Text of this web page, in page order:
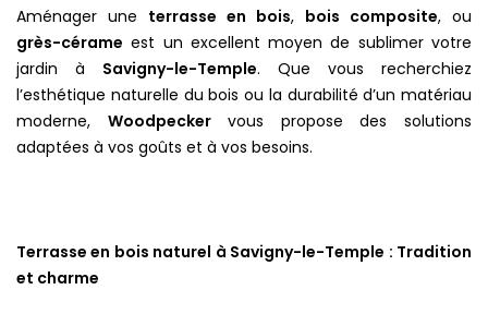
Aménager une terrasse en bois, bois composite, ou
grès-cérame est un excellent moyen de sublimer votre
jardin à Savigny-le-Temple. Que vous recherchiez
l’esthétique naturelle du bois ou la durabilité d’un matériau
moderne, Woodpeckervous propose des solutions
adaptées à vos goûts et à vos besoins.
Terrasse en bois naturel à Savigny-le-Temple : Tradition
et charme